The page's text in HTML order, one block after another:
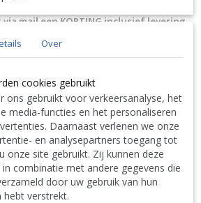
mail een KORTING inclusief levering.
Nous livrons également à
to contact us. We also deliver also abroad.
378 24 30 or Mail:
CLIQUEZ ICI !
BO-7019314
Hayward
Over
cookies gebruikt
ons gebruikt voor verkeersanalyse, het
media-functies en het personaliseren
Daarnaast verlenen we onze
en analysepartners toegang tot
onze site gebruikt. Zij kunnen deze
combinatie met andere gegevens die
door uw gebruik van hun
hebt verstrekt.